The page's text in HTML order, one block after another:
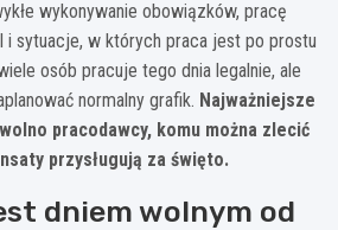
wykonywanie obowiązków, pracę
i sytuacje, w których praca jest po prostu
osób pracuje tego dnia legalnie, ale
normalny grafik. Najważniejsze
pracodawcy, komu można zlecić
przysługują za święto.
dniem wolnym od